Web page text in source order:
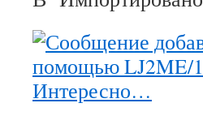
Интересно…